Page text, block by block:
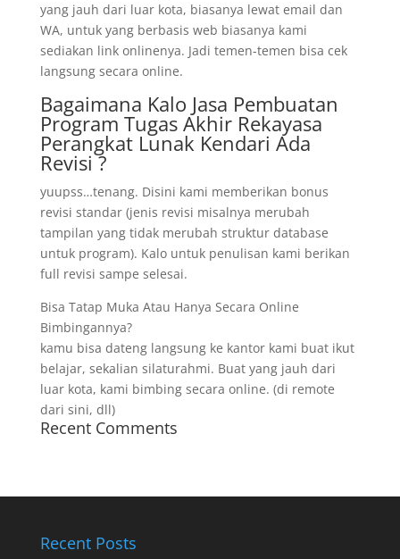
yang jauh dari luar kota, biasanya lewat email dan
WA, untuk yang berbasis web biasanya kami
sediakan link onlinenya. Jadi temen-temen bisa cek
langsung secara online.
Bagaimana Kalo Jasa Pembuatan
Program Tugas Akhir Rekayasa
Perangkat Lunak Kendari Ada
Revisi ?
yuupss…tenang. Disini kami memberikan bonus
revisi standar (jenis revisi misalnya merubah
tampilan yang tidak merubah struktur database
untuk program). Kalo untuk penulisan kami berikan
full revisi sampe selesai.
Bisa Tatap Muka Atau Hanya Secara Online
Bimbingannya?
kamu bisa dateng langsung ke kantor kami buat ikut
belajar, sekalian silaturahmi. Buat yang jauh dari
luar kota, kami bimbing secara online. (di remote
dari sini, dll)
Recent Comments
Recent Posts